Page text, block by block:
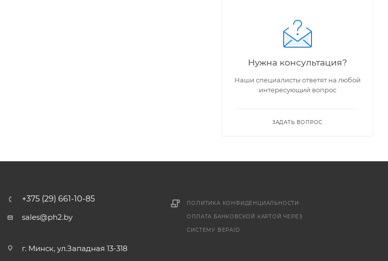
Нужна консультация?
Наши специалисты ответят на любой
интересующий вопрос
ЗАДАТЬ ВОПРОС
+375 (29) 661-10-85
sales@ph2.by
г. Минск, ул.Западная 13-318
ПОЛИТИКА КОНФИДЕНЦИАЛЬНОСТИ
ОПЛАТА БАНКОВСКОЙ КАРТОЙ ЧЕРЕЗ
СИСТЕМУ BEPAID